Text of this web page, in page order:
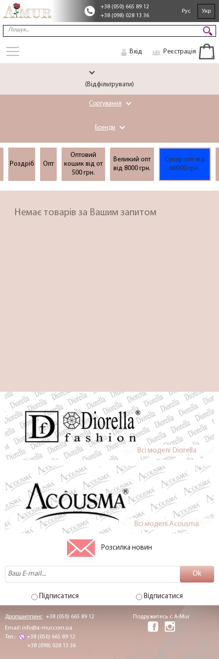
+38 (050) 665 89 12
+38 (098) 028 13 36
Рус Укр
Вхід Реєстрація
(Відфільтрувати)
Сортування
Бренди
Роздріб Опт
Оптовий
кошик вiд от
500 грн.
Великий опт
вiд 8000 грн.
Супер опт вiд
60000 грн.
Немає товарів за Вашим запитом
Всi моделi Diorella
Всi моделi Acousma
Розсилка новин
Підписатися Відписатися
Дропшиппинг +38 (050) 665 89 12
Email: info@a-mur.com.ua
Тел.:
+38 (050) 665 89 12
+38 (098) 028 13 36
Подружитесь с A-Mur